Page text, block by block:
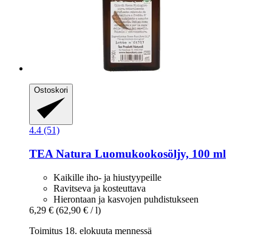
Ostoskori
4.4 (51)
TEA Natura Luomukookosöljy, 100 ml
Kaikille iho- ja hiustyypeille
Ravitseva ja kosteuttava
Hierontaan ja kasvojen puhdistukseen
6,29 € (62,90 € / l)
Toimitus 18. elokuuta mennessä